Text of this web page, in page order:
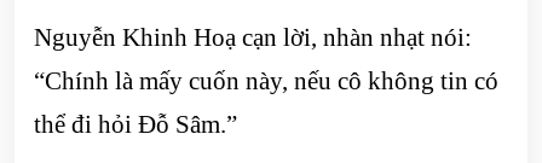
Nguyễn Khinh Hoạ cạn lời, nhàn nhạt nói:
“Chính là mấy cuốn này, nếu cô không tin có
thể đi hỏi Đỗ Sâm.”